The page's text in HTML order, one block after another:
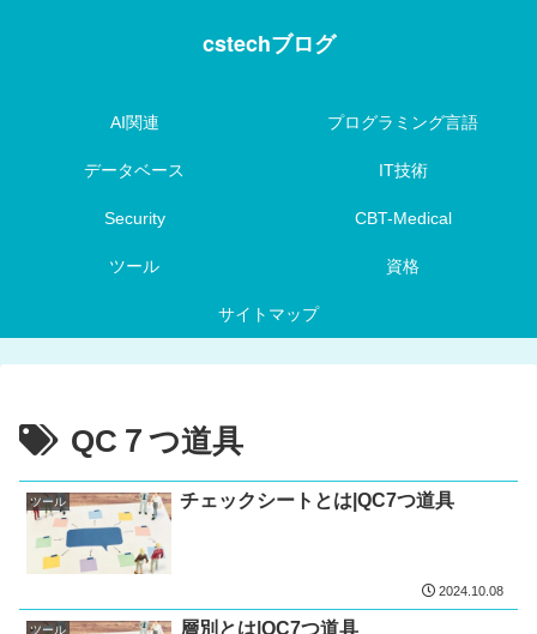
cstechブログ
AI関連 プログラミング言語
データベース IT技術
Security CBT-Medical
ツール 資格
サイトマップ
QC７つ道具
ツール チェックシートとは|QC7つ道具
2024.10.08
ツール 層別とは|QC7つ道具